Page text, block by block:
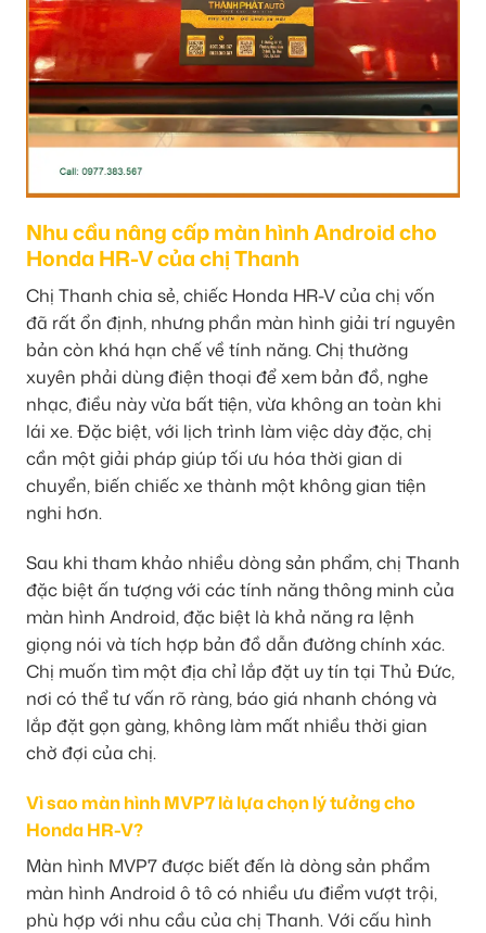
Nhu cầu nâng cấp màn hình Android cho
Honda HR-V của chị Thanh
Chị Thanh chia sẻ, chiếc Honda HR-V của chị vốn
đã rất ổn định, nhưng phần màn hình giải trí nguyên
bản còn khá hạn chế về tính năng. Chị thường
xuyên phải dùng điện thoại để xem bản đồ, nghe
nhạc, điều này vừa bất tiện, vừa không an toàn khi
lái xe. Đặc biệt, với lịch trình làm việc dày đặc, chị
cần một giải pháp giúp tối ưu hóa thời gian di
chuyển, biến chiếc xe thành một không gian tiện
nghi hơn.
Sau khi tham khảo nhiều dòng sản phẩm, chị Thanh
đặc biệt ấn tượng với các tính năng thông minh của
màn hình Android, đặc biệt là khả năng ra lệnh
giọng nói và tích hợp bản đồ dẫn đường chính xác.
Chị muốn tìm một địa chỉ lắp đặt uy tín tại Thủ Đức,
nơi có thể tư vấn rõ ràng, báo giá nhanh chóng và
lắp đặt gọn gàng, không làm mất nhiều thời gian
chờ đợi của chị.
Vì sao màn hình MVP7 là lựa chọn lý tưởng cho
Honda HR-V?
Màn hình MVP7 được biết đến là dòng sản phẩm
màn hình Android ô tô có nhiều ưu điểm vượt trội,
phù hợp với nhu cầu của chị Thanh. Với cấu hình